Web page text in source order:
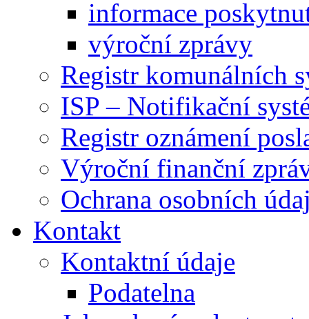
informace
výroční zprávy
Registr komunálních
ISP – Notifikační
Registr oznámení
Výroční finanční
Ochrana osobních
Kontakt
Kontaktní údaje
Podatelna